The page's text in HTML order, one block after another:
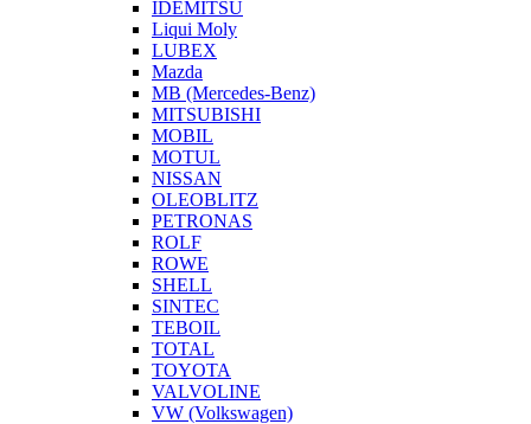
IDEMITSU
Liqui Moly
LUBEX
Mazda
MB (Mercedes-Вenz)
MITSUBISHI
MOBIL
MOTUL
NISSAN
OLEOBLITZ
PETRONAS
ROLF
ROWE
SHELL
SINTEC
TEBOIL
TOTAL
TOYOTA
VALVOLINE
VW (Volkswagen)